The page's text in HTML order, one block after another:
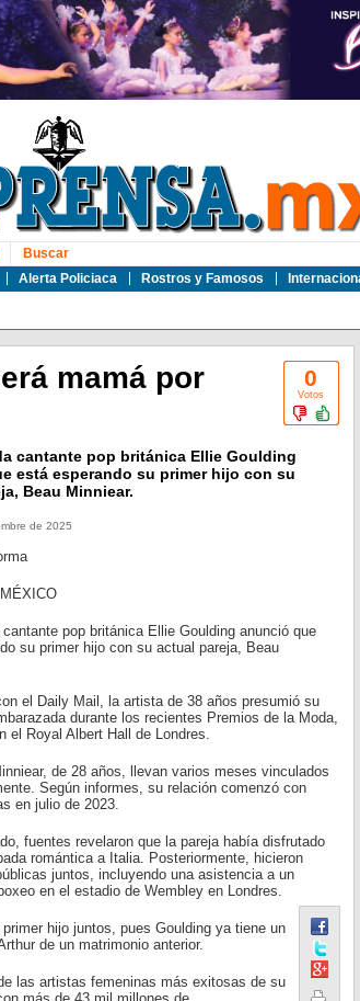
Alerta Policiaca Rostros y Famosos
Buscar
0
Votos
mamá por
cantante pop británica Ellie Goulding
está esperando su primer hijo con su
Beau Minniear.
de 2025
cantante pop británica Ellie Goulding anunció que
su primer hijo con su actual pareja, Beau
el Daily Mail, la artista de 38 años presumió su
durante los recientes Premios de la Moda,
el Royal Albert Hall de Londres.
de 28 años, llevan varios meses vinculados
Según informes, su relación comenzó con
en julio de 2023.
fuentes revelaron que la pareja había disfrutado
romántica a Italia. Posteriormente, hicieron
juntos, incluyendo una asistencia a un
en el estadio de Wembley en Londres.
hijo juntos, pues Goulding ya tiene un
de un matrimonio anterior.
las artistas femeninas más exitosas de su